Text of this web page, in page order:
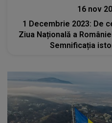
16 nov
1 Decembrie 2023: De
Ziua Națională a
Semnificația